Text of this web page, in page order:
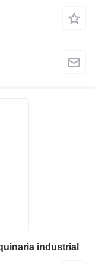
industrial